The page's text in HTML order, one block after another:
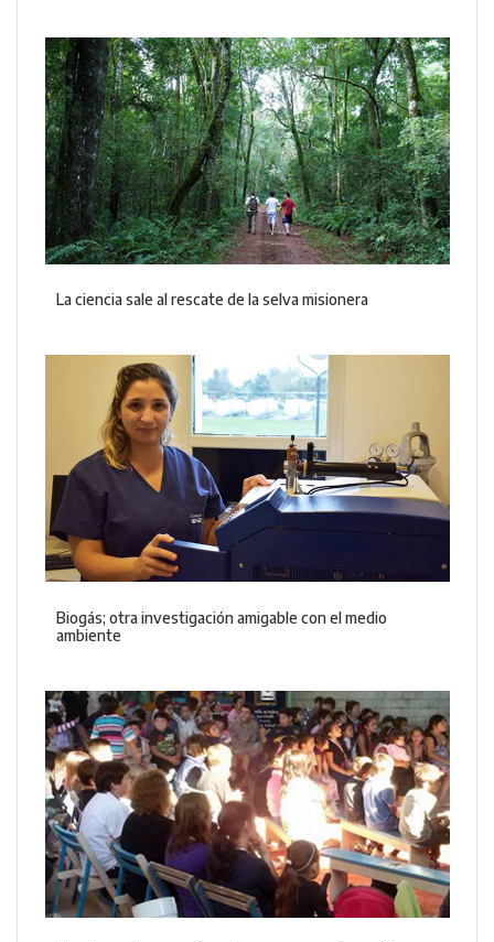
La ciencia sale al rescate de la selva misionera
Biogás; otra investigación amigable con el medio
ambiente